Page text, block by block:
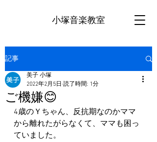
小塚音楽教室
記事
ご機嫌😊
美子 小塚
2022年2月5日 読了時間: 1分
4歳のＹちゃん、反抗期なのかママ
から離れたがらなくて、ママも困っ
ていました。